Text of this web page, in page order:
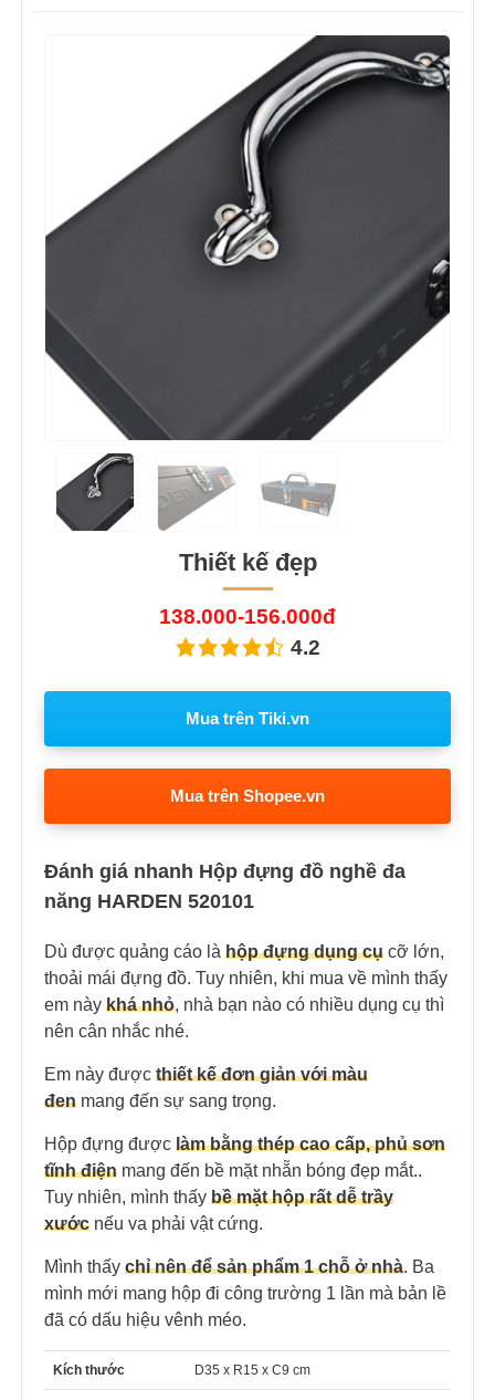
Thiết kế đẹp
138.000-156.000đ
4.2
Mua trên Tiki.vn
Mua trên Shopee.vn
Đánh giá nhanh Hộp đựng đồ nghề đa
năng HARDEN 520101
Dù được quảng cáo là hộp đựng dụng cụ cỡ lớn,
thoải mái đựng đồ. Tuy nhiên, khi mua về mình thấy
em này khá nhỏ, nhà bạn nào có nhiều dụng cụ thì
nên cân nhắc nhé.
Em này được thiết kế đơn giản với màu
đen mang đến sự sang trọng.
Hộp đựng được làm bằng thép cao cấp, phủ sơn
tĩnh điện mang đến bề mặt nhẵn bóng đẹp mắt..
Tuy nhiên, mình thấy bề mặt hộp rất dễ trầy
xước nếu va phải vật cứng.
Mình thấy chỉ nên để sản phẩm 1 chỗ ở nhà. Ba
mình mới mang hộp đi công trường 1 lần mà bản lề
đã có dấu hiệu vênh méo.
Kích thước D35 x R15 x C9 cm